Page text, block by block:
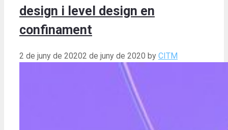
design i level design en
confinament
2 de juny de 20202 de juny de 2020 by CITM